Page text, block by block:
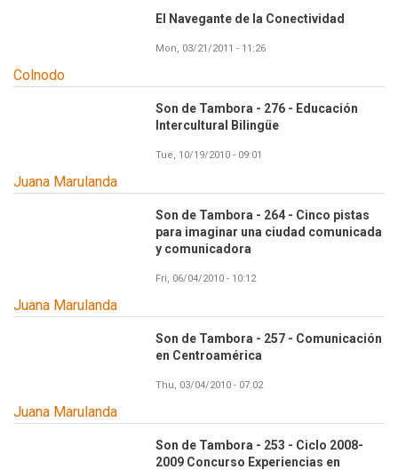
El Navegante de la Conectividad
Mon, 03/21/2011 - 11:26
Colnodo
Son de Tambora - 276 - Educación
Intercultural Bilingüe
Tue, 10/19/2010 - 09:01
Juana Marulanda
Son de Tambora - 264 - Cinco pistas
para imaginar una ciudad comunicada
y comunicadora
Fri, 06/04/2010 - 10:12
Juana Marulanda
Son de Tambora - 257 - Comunicación
en Centroamérica
Thu, 03/04/2010 - 07:02
Juana Marulanda
Son de Tambora - 253 - Ciclo 2008-
2009 Concurso Experiencias en